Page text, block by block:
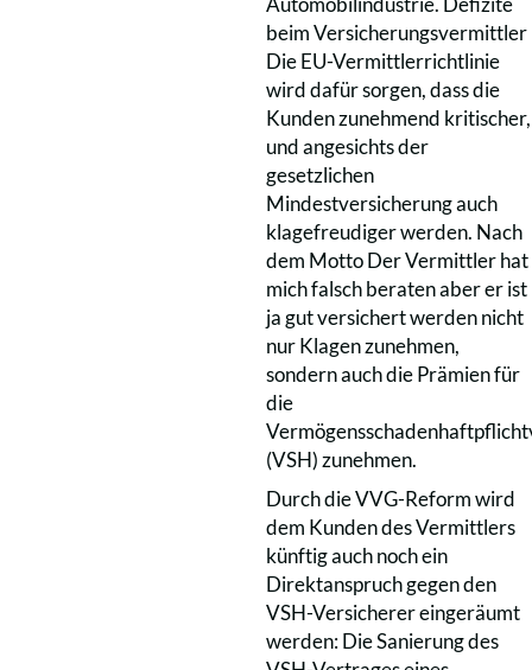
beim Versicherungsvermittler
Die EU-Vermittlerrichtlinie
wird dafür sorgen, dass die
Kunden zunehmend kritischer,
und angesichts der
gesetzlichen
Mindestversicherung auch
klagefreudiger werden. Nach
dem Motto Der Vermittler hat
mich falsch beraten aber er ist
ja gut versichert werden nicht
nur Klagen zunehmen,
sondern auch die Prämien für
die
(VSH) zunehmen.
Durch die VVG-Reform wird
dem Kunden des Vermittlers
künftig auch noch ein
Direktanspruch gegen den
VSH-Versicherer eingeräumt
werden: Die Sanierung des